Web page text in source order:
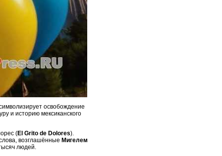
освобождение
и историю мексиканского
(El Grito de Dolores).
возглашённые Мигелем
людей.